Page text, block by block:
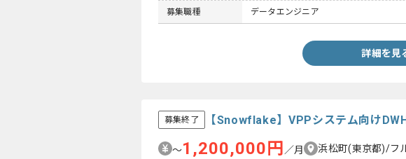
募集職種 データエンジニア
詳細を見
募集終了 【Snowflake】VPPシステム向け
〜1,200,000円 ／月 浜松町(東京都)/フ